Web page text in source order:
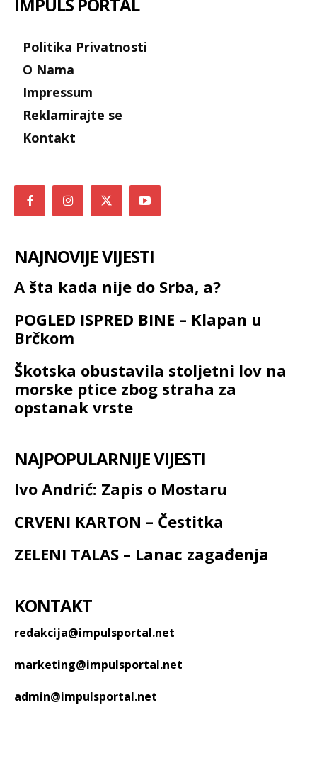
Politika Privatnosti
O Nama
Impressum
Reklamirajte se
Kontakt
NAJNOVIJE VIJESTI
A šta kada nije do Srba, a?
POGLED ISPRED BINE – Klapan u
Brčkom
Škotska obustavila stoljetni lov na
morske ptice zbog straha za
opstanak vrste
NAJPOPULARNIJE VIJESTI
Ivo Andrić: Zapis o Mostaru
CRVENI KARTON – Čestitka
ZELENI TALAS – Lanac zagađenja
KONTAKT
redakcija@impulsportal.net
marketing@impulsportal.net
admin@impulsportal.net